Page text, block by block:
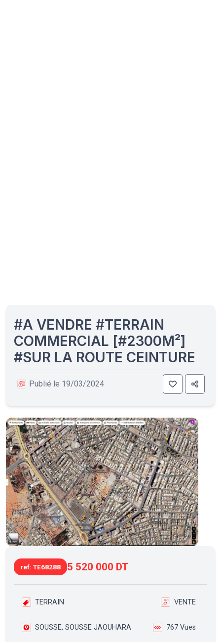
#A VENDRE #TERRAIN
COMMERCIAL [#2300M²]
#SUR LA ROUTE CEINTURE
Publié le 19/03/2024
ref: TE68288 5 520 000 DT
TERRAIN VENTE
SOUSSE, SOUSSE JAOUHARA 767 Vues